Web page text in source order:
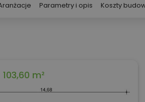
Parametry i opis Koszty
103,60 m²